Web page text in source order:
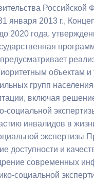
Российской
января 2013 г.,
2020 года,
объектам и
групп
включая
социальной
инвалидов в
экспертизы
доступности и
современных
социальной